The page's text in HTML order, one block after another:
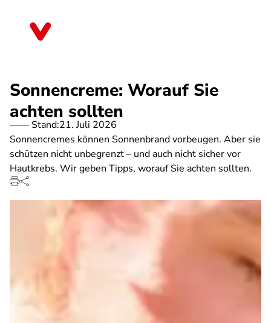
Sonnencreme: Worauf Sie
achten sollten
Stand:21. Juli 2026
Sonnencremes können Sonnenbrand vorbeugen. Aber sie
schützen nicht unbegrenzt – und auch nicht sicher vor
Hautkrebs. Wir geben Tipps, worauf Sie achten sollten.